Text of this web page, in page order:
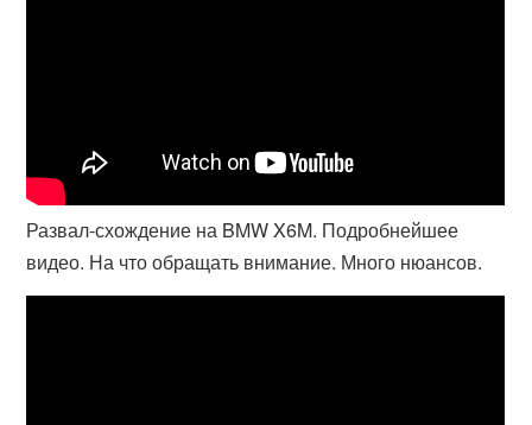
Развал-схождение на BMW X6M. Подробнейшее
видео. На что обращать внимание. Много нюансов.